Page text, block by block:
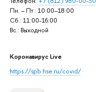
Пн. – Пт.: 10:00–18:00
Сб.: 11:00-16:00
Вс.: Выходной
Коронавирус Live
https://spb.hse.ru/covid/